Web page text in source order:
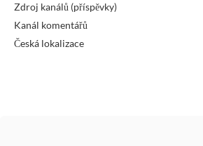
Zdroj kanálů (příspěvky)
Kanál komentářů
Česká lokalizace